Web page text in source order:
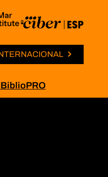
“Iniciativas